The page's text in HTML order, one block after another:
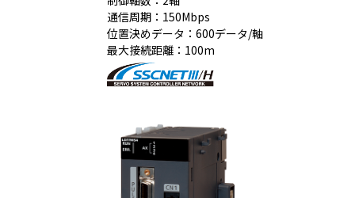
通信周期：150Mbps
位置決めデータ：600データ/軸
最大接続距離：100m